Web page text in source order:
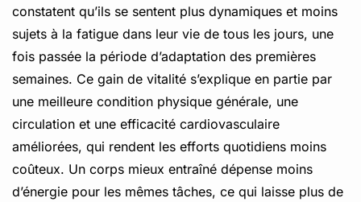
constatent qu’ils se sentent plus dynamiques et moins
sujets à la fatigue dans leur vie de tous les jours, une
fois passée la période d’adaptation des premières
semaines. Ce gain de vitalité s’explique en partie par
une meilleure condition physique générale, une
circulation et une efficacité cardiovasculaire
améliorées, qui rendent les efforts quotidiens moins
coûteux. Un corps mieux entraîné dépense moins
d’énergie pour les mêmes tâches, ce qui laisse plus de